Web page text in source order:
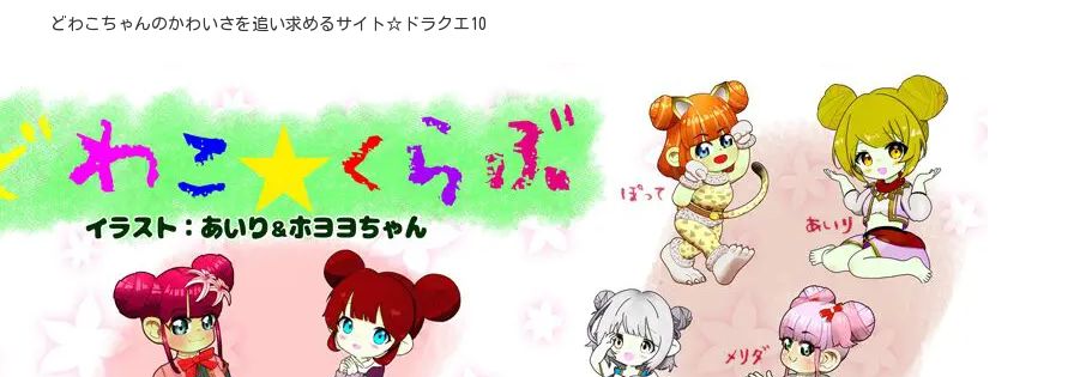
どわこちゃんのかわいさを追い求めるサイト☆ドラクエ10